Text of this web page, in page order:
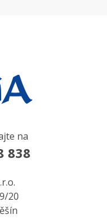
na
838
20